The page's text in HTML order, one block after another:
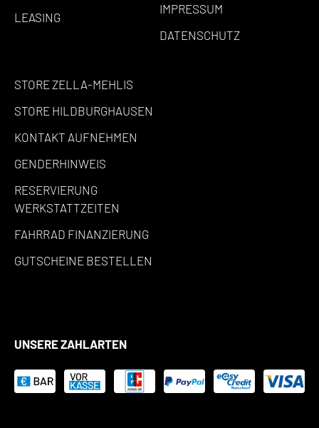
LEASING
IMPRESSUM
DATENSCHUTZ
STORE ZELLA-MEHLIS
STORE HILDBURGHAUSEN
KONTAKT AUFNEHMEN
GENDERHINWEIS
RESERVIERUNG
WERKSTATTZEITEN
FAHRRAD FINANZIERUNG
GUTSCHEINE BESTELLEN
UNSERE ZAHLARTEN